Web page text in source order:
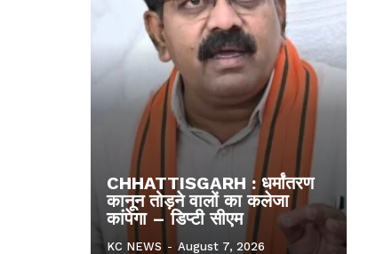
CHHATTISGARH : धर्मांतरण
कानून तोड़ने वालों का कलेजा
कांपेगा – डिप्टी सीएम
KC NEWS - August 7, 2026